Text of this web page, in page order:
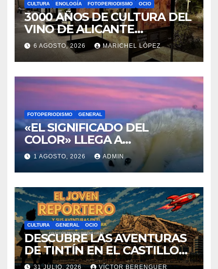
CULTURA ENOLOGÍA FOTOPERIODISMO OCIO
3000 AÑOS DE CULTURA DEL
VINO DE ALICANTE
RENACEN EN EL CASTILLO
DE SANTA BÁRBARA
6 AGOSTO, 2026 MARICHEL LÓPEZ
FOTOPERIODISMO GENERAL
«EL SIGNIFICADO DEL
COLOR» LLEGA A
VILLAJOYOSA
1 AGOSTO, 2026 ADMIN
CULTURA GENERAL OCIO
DESCUBRE LAS AVENTURAS
DE TINTÍN EN EL CASTILLO
DE SANTA BÁRBARA DE
31 JULIO, 2026 VÍCTOR BERENGUER